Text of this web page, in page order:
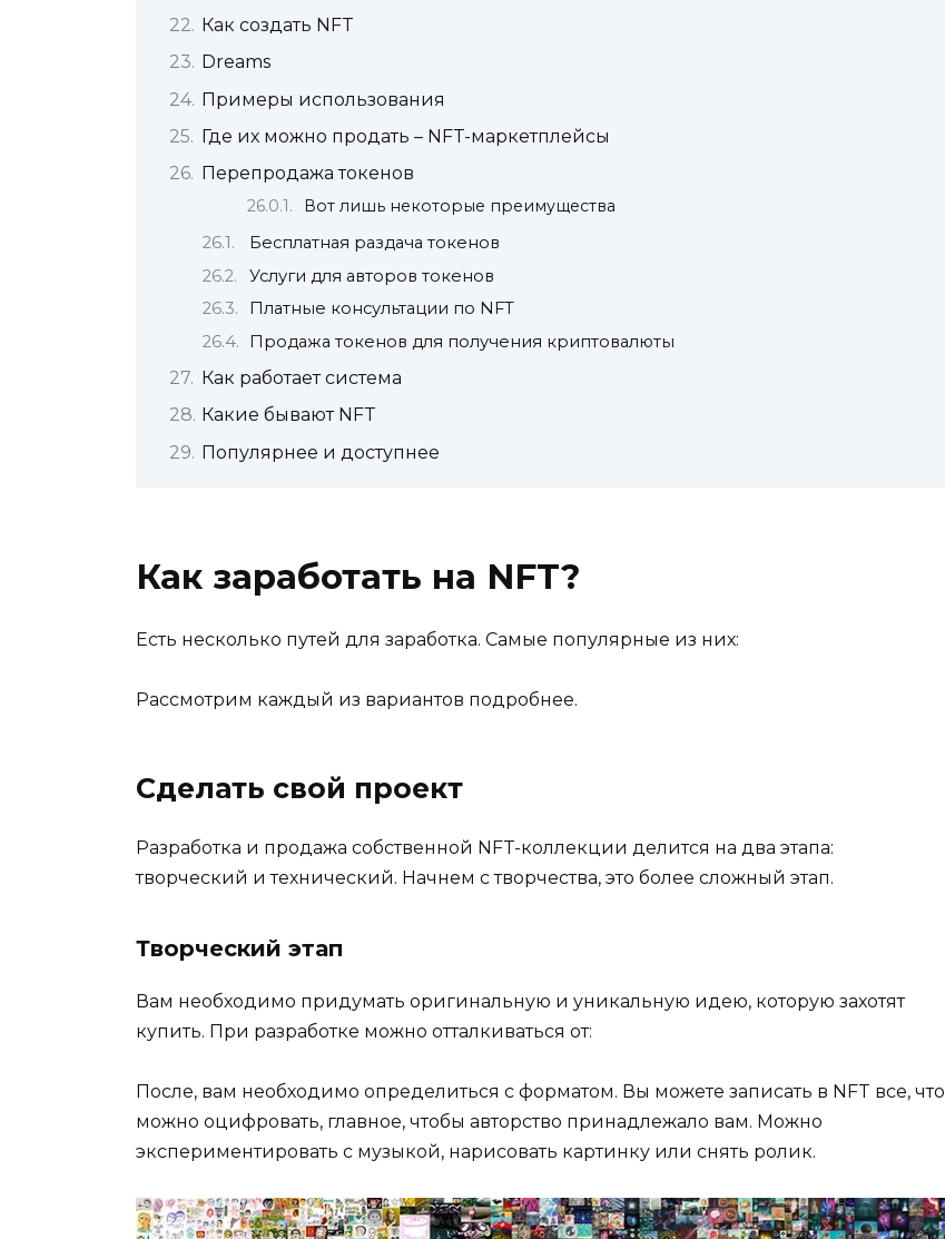
Как создать NFT
Dreams
Примеры использования
Где их можно продать – NFT-маркетплейсы
Перепродажа токенов
Вот лишь некоторые преимущества
Бесплатная раздача токенов
Услуги для авторов токенов
Платные консультации по NFT
Продажа токенов для получения криптовалюты
Как работает система
Какие бывают NFT
Популярнее и доступнее
Как заработать на NFT?
Есть несколько путей для заработка. Самые популярные из них:
Рассмотрим каждый из вариантов подробнее.
Сделать свой проект
Разработка и продажа собственной NFT-коллекции делится на два этапа:
творческий и технический. Начнем с творчества, это более сложный этап.
Творческий этап
Вам необходимо придумать оригинальную и уникальную идею, которую захотят
купить. При разработке можно отталкиваться от:
После, вам необходимо определиться с форматом. Вы можете записать в NFT все, что
можно оцифровать, главное, чтобы авторство принадлежало вам. Можно
экспериментировать с музыкой, нарисовать картинку или снять ролик.